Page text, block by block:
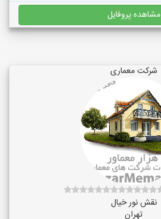
مشاهده پروفایل
شرکت معماری
نقش نور خیال
تهران